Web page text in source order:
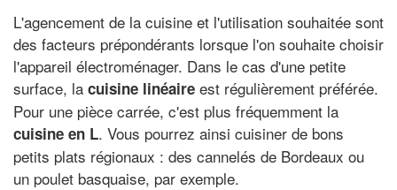
L'agencement de la cuisine et l'utilisation souhaitée sont
des facteurs prépondérants lorsque l'on souhaite choisir
l'appareil électroménager. Dans le cas d'une petite
surface, la cuisine linéaire est régulièrement préférée.
Pour une pièce carrée, c'est plus fréquemment la
cuisine en L. Vous pourrez ainsi cuisiner de bons
petits plats régionaux : des cannelés de Bordeaux ou
un poulet basquaise, par exemple.